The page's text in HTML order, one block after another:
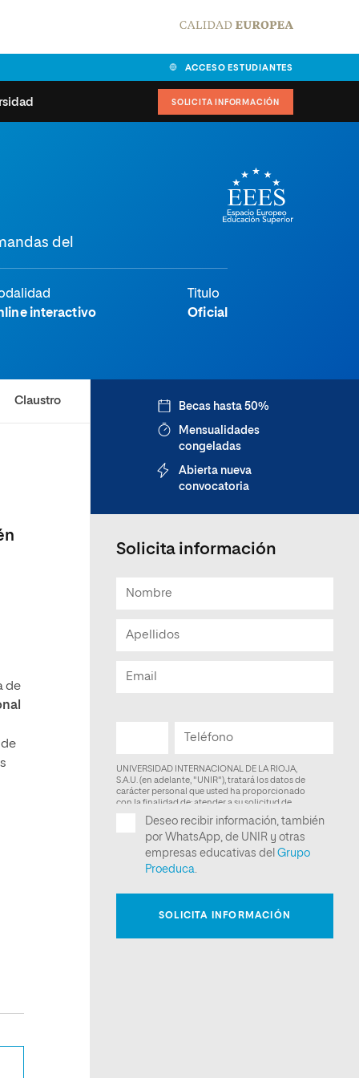
ACCESO ESTUDIANTES
institucionales
Normas de funcionamiento
SOLICITA INFORMACIÓN
del
interactivo
Titulo
Oficial
Claustro
de
Becas hasta 50%
Mensualidades
congeladas
Abierta nueva
convocatoria
Solicita información